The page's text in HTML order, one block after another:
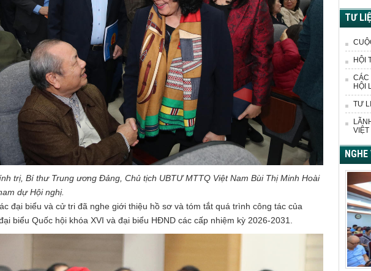
trị, Bí thư Trung ương Đảng, Chủ tịch UBTƯ MTTQ Việt Nam Bùi Thị Minh Hoài
dự Hội nghị.
đại biểu và cử tri đã nghe giới thiệu hồ sơ và tóm tắt quá trình công tác của
biểu Quốc hội khóa XVI và đại biểu HĐND các cấp nhiệm kỳ 2026-2031.
TƯ
HỘI
CÁC
HỘI
TƯ
VIỆT